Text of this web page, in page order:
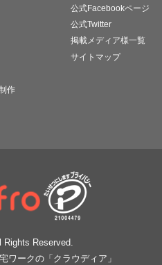
作
公式Facebookページ
公式Twitter
掲載メディア様一覧
サイトマップ
Reserved.
ワークの「クラウディア」